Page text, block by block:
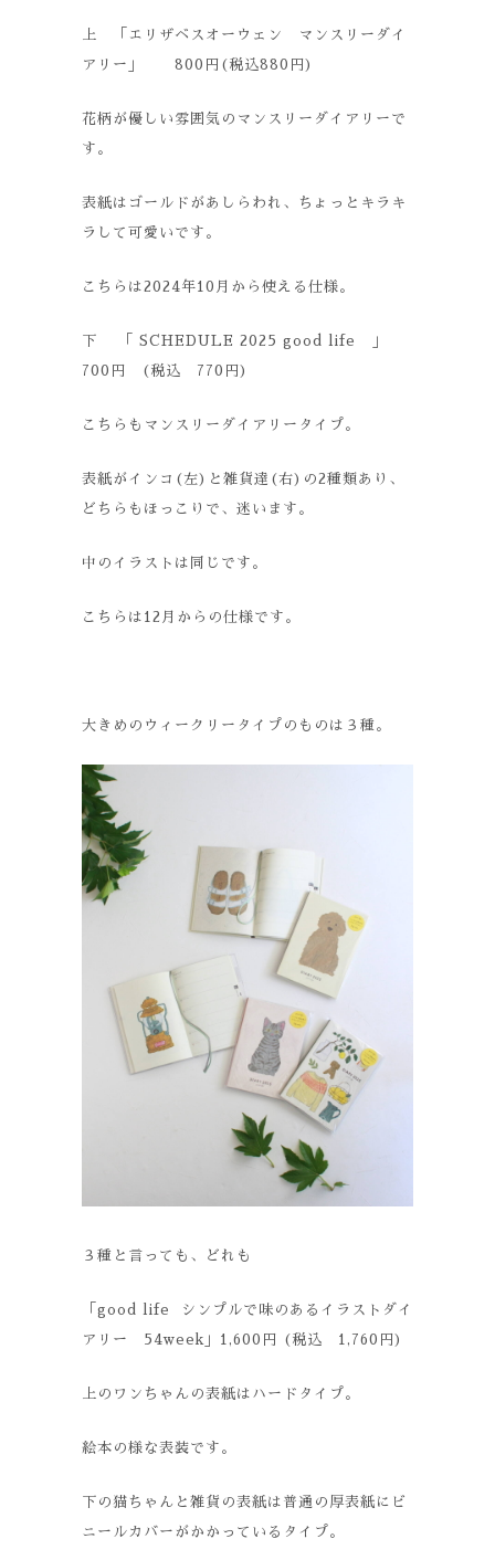
上 「エリザベスオーウェン マンスリーダイ
アリー」 800円(税込880円)
花柄が優しい雰囲気のマンスリーダイアリーで
す。
表紙はゴールドがあしらわれ、ちょっとキラキ
ラして可愛いです。
こちらは2024年10月から使える仕様。
下 「 SCHEDULE 2025 good life 」
700円 (税込 770円)
こちらもマンスリーダイアリータイプ。
表紙がインコ(左)と雑貨達(右)の2種類あり、
どちらもほっこりで、迷います。
中のイラストは同じです。
こちらは12月からの仕様です。
大きめのウィークリータイプのものは３種。
３種と言っても、どれも
「good life シンプルで味のあるイラストダイ
アリー 54week」1,600円 (税込 1,760円)
上のワンちゃんの表紙はハードタイプ。
絵本の様な表装です。
下の猫ちゃんと雑貨の表紙は普通の厚表紙にビ
ニールカバーがかかっているタイプ。